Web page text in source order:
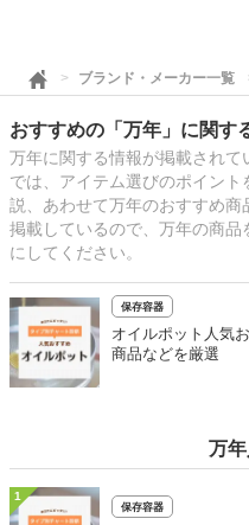
ブランド・メーカー一覧
おすすめの「万年」に関す
万年に関する情報が掲載され
では、アイテム選びのポイン
説、あわせて万年のおすすめ
掲載しているので、万年の商
にしてください。
保存容器
オイルポット人気
商品などを厳選
万
1
保存容器